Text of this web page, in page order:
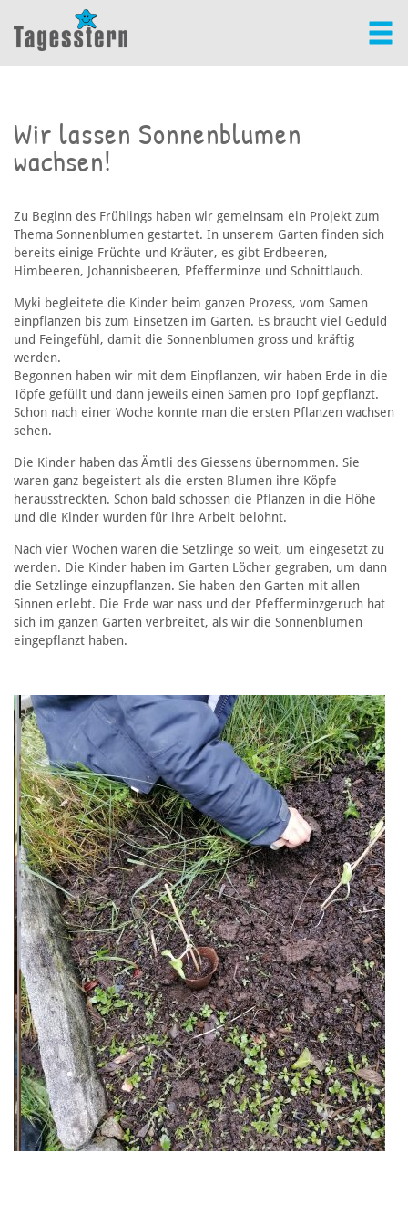
Wir lassen Sonnenblumen
wachsen!
Zu Beginn des Frühlings haben wir gemeinsam ein Projekt zum
Thema Sonnenblumen gestartet. In unserem Garten finden sich
bereits einige Früchte und Kräuter, es gibt Erdbeeren,
Himbeeren, Johannisbeeren, Pfefferminze und Schnittlauch.
Myki begleitete die Kinder beim ganzen Prozess, vom Samen
einpflanzen bis zum Einsetzen im Garten. Es braucht viel Geduld
und Feingefühl, damit die Sonnenblumen gross und kräftig
werden.
Begonnen haben wir mit dem Einpflanzen, wir haben Erde in die
Töpfe gefüllt und dann jeweils einen Samen pro Topf gepflanzt.
Schon nach einer Woche konnte man die ersten Pflanzen wachsen
sehen.
Die Kinder haben das Ämtli des Giessens übernommen. Sie
waren ganz begeistert als die ersten Blumen ihre Köpfe
herausstreckten. Schon bald schossen die Pflanzen in die Höhe
und die Kinder wurden für ihre Arbeit belohnt.
Nach vier Wochen waren die Setzlinge so weit, um eingesetzt zu
werden. Die Kinder haben im Garten Löcher gegraben, um dann
die Setzlinge einzupflanzen. Sie haben den Garten mit allen
Sinnen erlebt. Die Erde war nass und der Pfefferminzgeruch hat
sich im ganzen Garten verbreitet, als wir die Sonnenblumen
eingepflanzt haben.